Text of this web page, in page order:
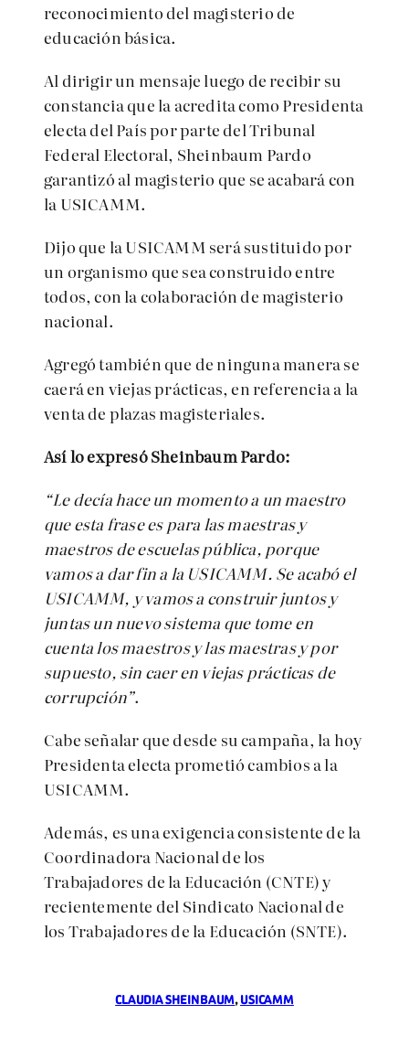
reconocimiento del magisterio de
educación básica.
Al dirigir un mensaje luego de recibir su
constancia que la acredita como Presidenta
electa del País por parte del Tribunal
Federal Electoral, Sheinbaum Pardo
garantizó al magisterio que se acabará con
la USICAMM.
Dijo que la USICAMM será sustituido por
un organismo que sea construido entre
todos, con la colaboración de magisterio
nacional.
Agregó también que de ninguna manera se
caerá en viejas prácticas, en referencia a la
venta de plazas magisteriales.
Así lo expresó Sheinbaum Pardo:
“Le decía hace un momento a un maestro
que esta frase es para las maestras y
maestros de escuelas pública, porque
vamos a dar fin a la USICAMM. Se acabó el
USICAMM, y vamos a construir juntos y
juntas un nuevo sistema que tome en
cuenta los maestros y las maestras y por
supuesto, sin caer en viejas prácticas de
corrupción”.
Cabe señalar que desde su campaña, la hoy
Presidenta electa prometió cambios a la
USICAMM.
Además, es una exigencia consistente de la
Coordinadora Nacional de los
Trabajadores de la Educación (CNTE) y
recientemente del Sindicato Nacional de
los Trabajadores de la Educación (SNTE).
CLAUDIA SHEINBAUM, USICAMM